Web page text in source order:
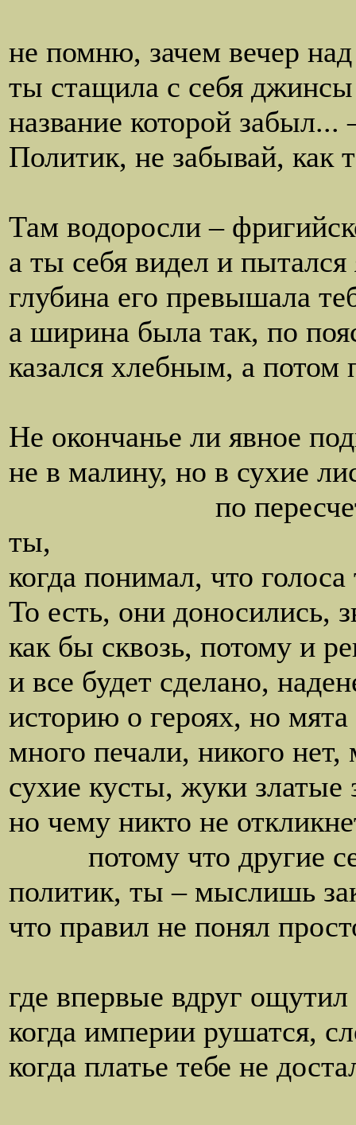
не помню, зачем вечер над
ты стащила с себя джинсы
название которой
Политик, не забывай, как
Там водоросли –
а ты себя видел и
глубина его превышала
а ширина была так, по
казался хлебным, а
Не окончанье ли явное
не в малину, но в сухие
по пересчету
ты,
когда понимал, что
То есть, они доносились,
как бы сквозь, потому и
и все будет сделано,
историю о героях, но мята
много печали, никого
сухие кусты, жуки златые
но чему никто не
потому что другие
политик, ты – мыслишь
что правил не понял
где впервые вдруг ощутил
когда империи рушатся,
когда платье тебе не